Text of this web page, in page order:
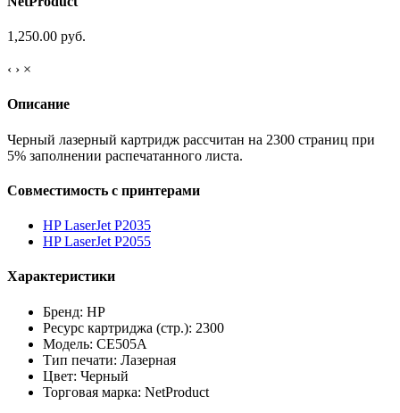
1,250.00 руб.
‹ › ×
Описание
Черный лазерный картридж рассчитан на 2300 страниц при
5% заполнении распечатанного листа.
Совместимость с принтерами
HP LaserJet P2035
HP LaserJet P2055
Характеристики
Бренд: HP
Ресурс картриджа (стр.): 2300
Модель: CE505A
Тип печати: Лазерная
Цвет: Черный
Торговая марка: NetProduct